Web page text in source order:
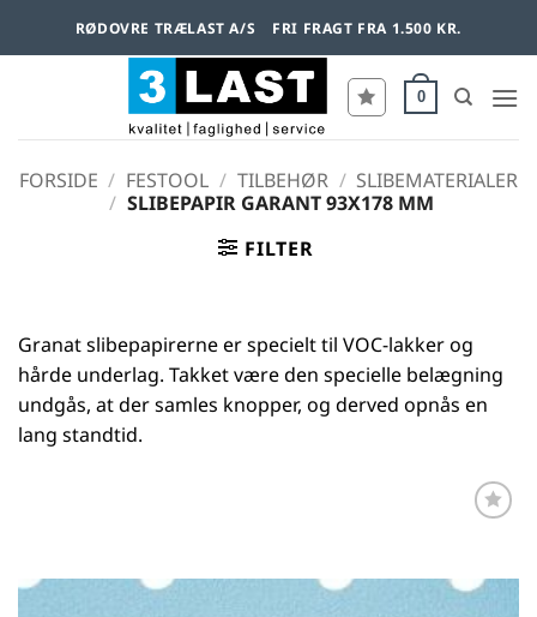
RØDOVRE TRÆLAST A/S FRI FRAGT FRA 1.500 KR.
0
FORSIDE / FESTOOL / TILBEHØR / SLIBEMATERIALER
/ SLIBEPAPIR GARANT 93X178 MM
FILTER
Granat slibepapirerne er specielt til VOC-lakker og
hårde underlag. Takket være den specielle belægning
undgås, at der samles knopper, og derved opnås en
lang standtid.